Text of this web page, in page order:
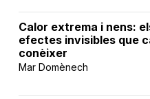
Calor extrema i nens:
efectes invisibles que
conèixer
Mar Domènech